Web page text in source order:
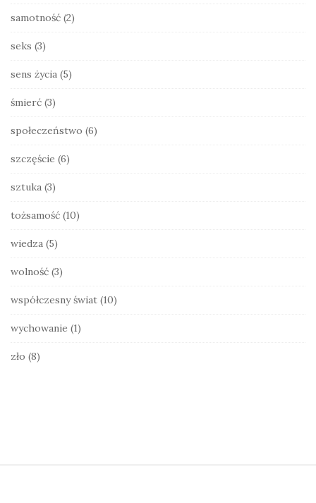
samotność (2)
seks (3)
sens życia (5)
śmierć (3)
społeczeństwo (6)
szczęście (6)
sztuka (3)
tożsamość (10)
wiedza (5)
wolność (3)
współczesny świat (10)
wychowanie (1)
zło (8)